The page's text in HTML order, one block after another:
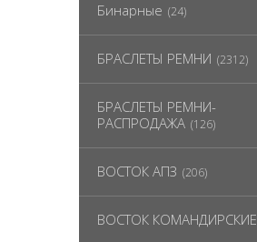
Бинарные (24)
БРАСЛЕТЫ РЕМНИ (2312)
БРАСЛЕТЫ РЕМНИ-
РАСПРОДАЖА (126)
ВОСТОК АПЗ (206)
ВОСТОК КОМАНДИРСКИЕ